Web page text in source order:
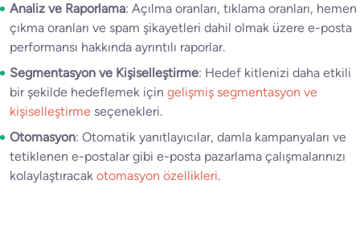
Analiz ve Raporlama: Açılma oranları, tıklama oranları, hemen
çıkma oranları ve spam şikayetleri dahil olmak üzere e-posta
performansı hakkında ayrıntılı raporlar.
Segmentasyon ve Kişiselleştirme: Hedef kitlenizi daha etkili
bir şekilde hedeflemek için gelişmiş segmentasyon ve
kişiselleştirme seçenekleri.
Otomasyon: Otomatik yanıtlayıcılar, damla kampanyaları ve
tetiklenen e-postalar gibi e-posta pazarlama çalışmalarınızı
kolaylaştıracak otomasyon özellikleri.